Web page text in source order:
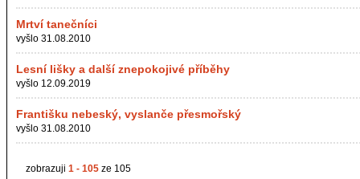
Mrtví tanečníci
vyšlo 31.08.2010
Lesní lišky a další znepokojivé příběhy
vyšlo 12.09.2019
Františku nebeský, vyslanče přesmořský
vyšlo 31.08.2010
zobrazuji 1 - 105 ze 105